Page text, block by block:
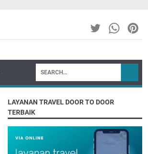
LAYANAN TRAVEL DOOR TO DOOR
TERBAIK